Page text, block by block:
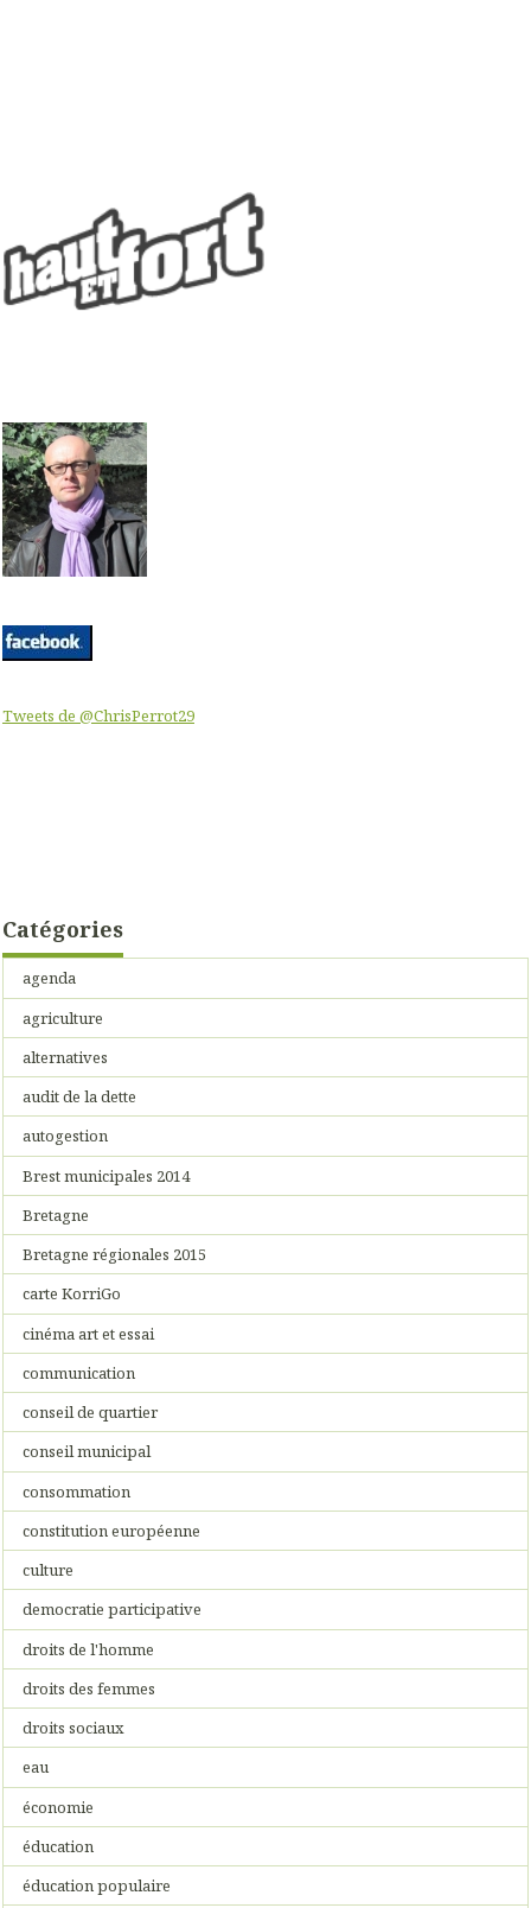
Tweets de @ChrisPerrot29
Catégories
agenda
agriculture
alternatives
audit de la dette
autogestion
Brest municipales 2014
Bretagne
Bretagne régionales 2015
carte KorriGo
cinéma art et essai
communication
conseil de quartier
conseil municipal
consommation
constitution européenne
culture
democratie participative
droits de l'homme
droits des femmes
droits sociaux
eau
économie
éducation
éducation populaire